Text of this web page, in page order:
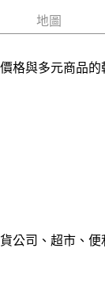
地圖
格與多元商品
公司、超市、便